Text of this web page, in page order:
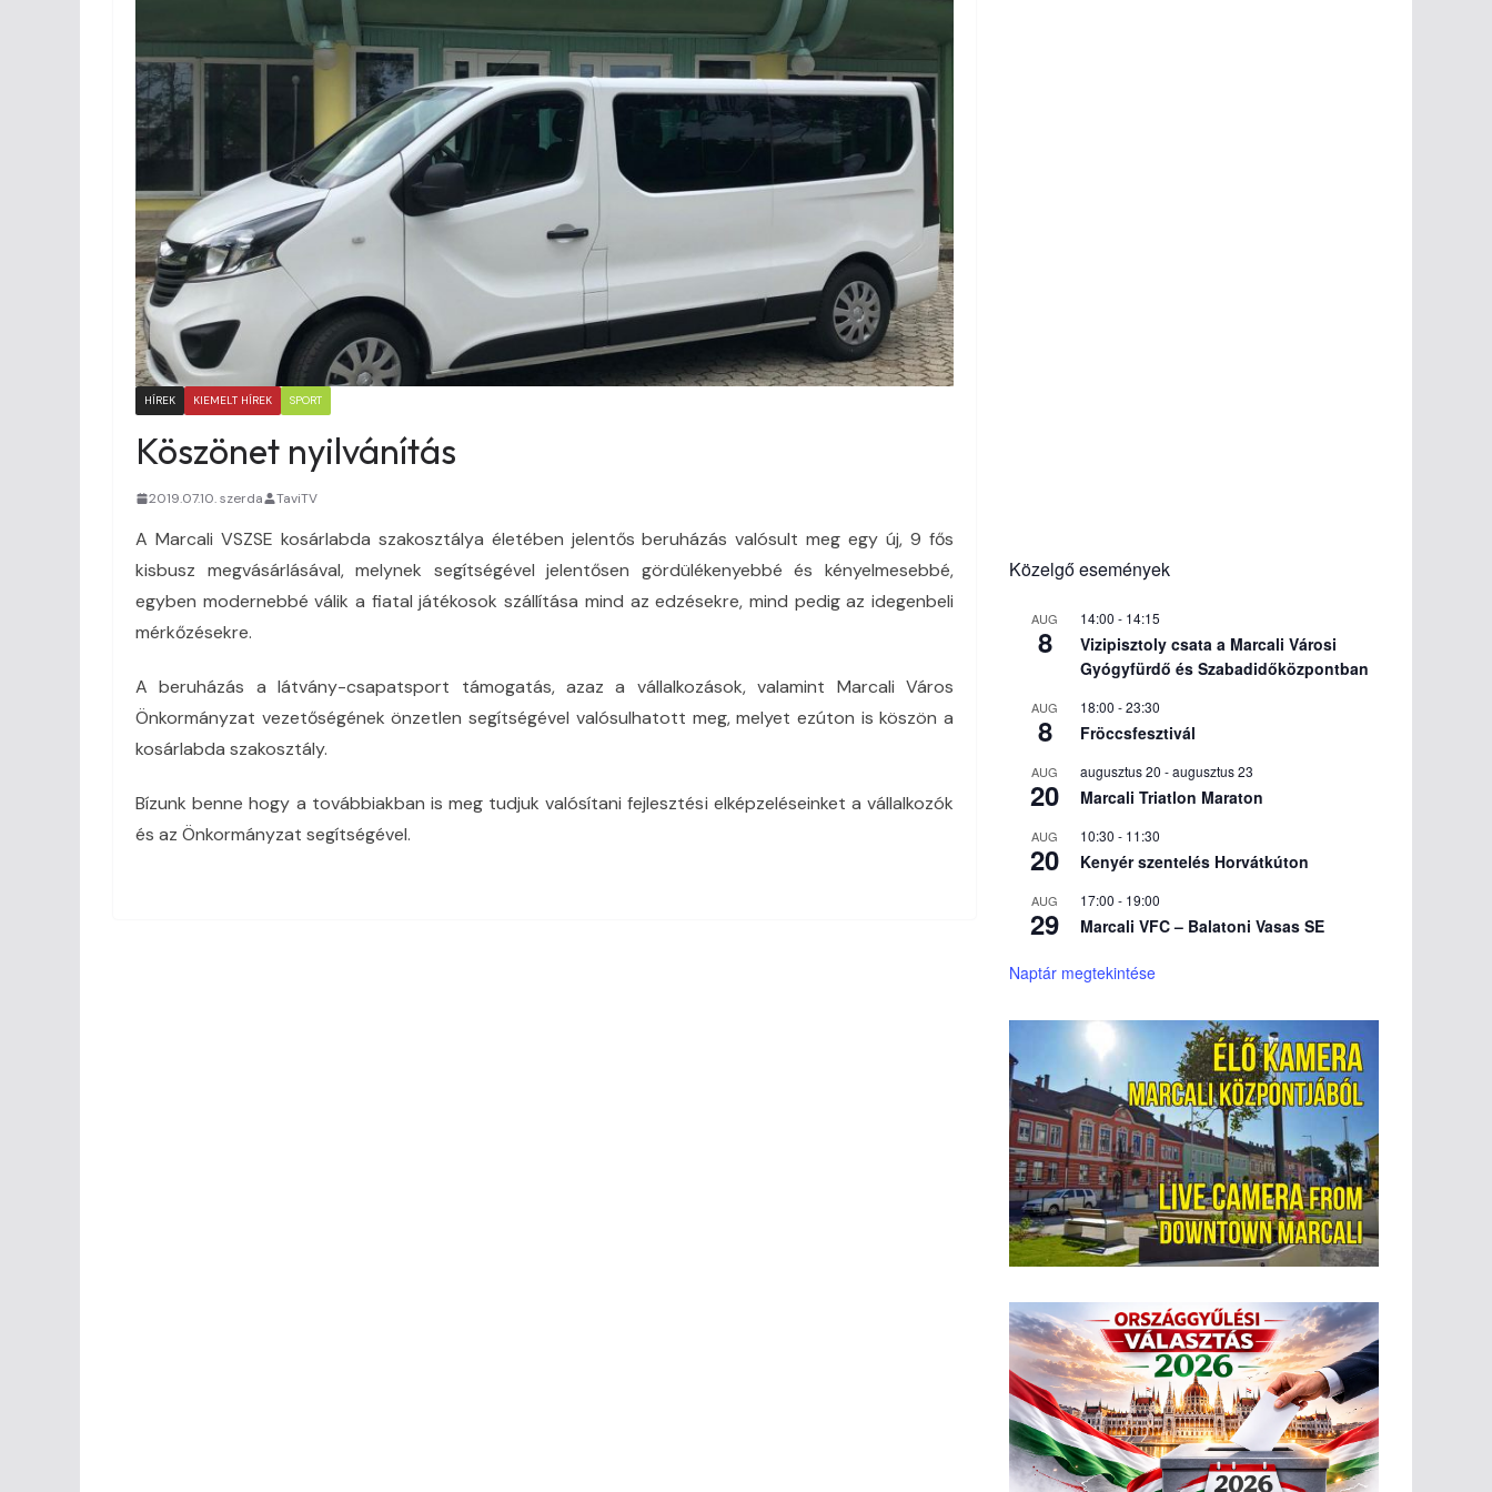
HÍREK KIEMELT HÍREK SPORT
Köszönet nyilvánítás
2019.07.10. szerda TaviTV
A Marcali VSZSE kosárlabda szakosztálya életében jelentős beruházás valósult meg egy új, 9 fős
kisbusz megvásárlásával, melynek segítségével jelentősen gördülékenyebbé és kényelmesebbé,
egyben modernebbé válik a fiatal játékosok szállítása mind az edzésekre, mind pedig az idegenbeli
mérkőzésekre.
A beruházás a látvány-csapatsport támogatás, azaz a vállalkozások, valamint Marcali Város
Önkormányzat vezetőségének önzetlen segítségével valósulhatott meg, melyet ezúton is köszön a
kosárlabda szakosztály.
Bízunk benne hogy a továbbiakban is meg tudjuk valósítani fejlesztési elképzeléseinket a vállalkozók
és az Önkormányzat segítségével.
Közelgő események
AUG
8
14:00 - 14:15
Vizipisztoly csata a Marcali Városi
Gyógyfürdő és Szabadidőközpontban
AUG
8
18:00 -23:30
Fröccsfesztivál
AUG
20
augusztus 20 -augusztus 23
Marcali Triatlon Maraton
AUG
20
10:30 - 11:30
Kenyér szentelés Horvátkúton
AUG
29
17:00 - 19:00
Marcali VFC – Balatoni Vasas SE
Naptár megtekintése